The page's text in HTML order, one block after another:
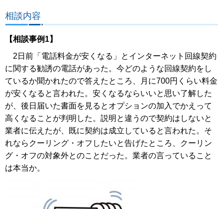
相談内容
【相談事例1】
2日前「電話料金が安くなる」とインターネット回線契約
に関する勧誘の電話があった。今どのような回線契約をし
ているか聞かれたので答えたところ、月に700円くらい料金
が安くなると言われた。安くなるならいいと思い了解した
が、後日届いた書面を見るとオプションの加入でかえって
高くなることが判明した。説明と違うので契約はしないと
業者に伝えたが、既に契約は成立していると言われた。そ
れならクーリング・オフしたいと告げたところ、クーリン
グ・オフの対象外とのことだった。業者の言っていること
は本当か。